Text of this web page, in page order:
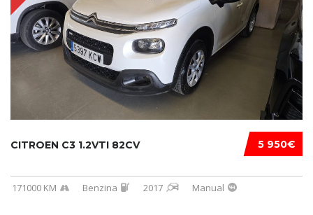
5 950€
CITROEN C3 1.2VTI 82CV
171000 KM Benzina 2017 Manual